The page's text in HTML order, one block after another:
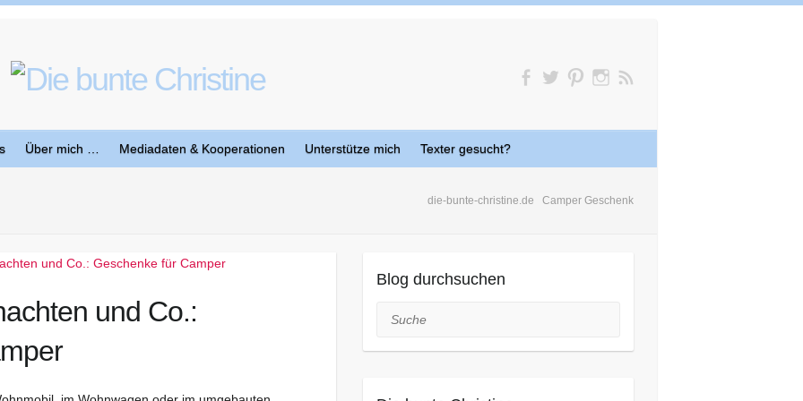
Über mich … Mediadaten & Kooperationen Unterstütze mich Texter gesucht?
die-bunte-christine.de Camper Geschenk
und Co.:
Blog durchsuchen
Suche